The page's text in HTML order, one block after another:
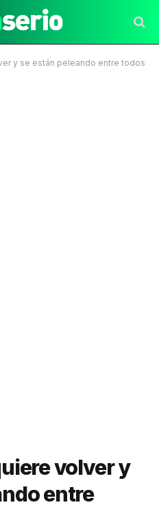
y se están peleando entre todos
volver y
entre